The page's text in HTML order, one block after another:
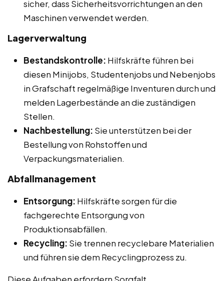
sicher, dass Sicherheitsvorrichtungen an den
Maschinen verwendet werden.
Lagerverwaltung
Bestandskontrolle: Hilfskräfte führen bei
diesen Minijobs, Studentenjobs und Nebenjobs
in Grafschaft regelmäßige Inventuren durch und
melden Lagerbestände an die zuständigen
Stellen.
Nachbestellung: Sie unterstützen bei der
Bestellung von Rohstoffen und
Verpackungsmaterialien.
Abfallmanagement
Entsorgung: Hilfskräfte sorgen für die
fachgerechte Entsorgung von
Produktionsabfällen.
Recycling: Sie trennen recyclebare Materialien
und führen sie dem Recyclingprozess zu.
Diese Aufgaben erfordern Sorgfalt,